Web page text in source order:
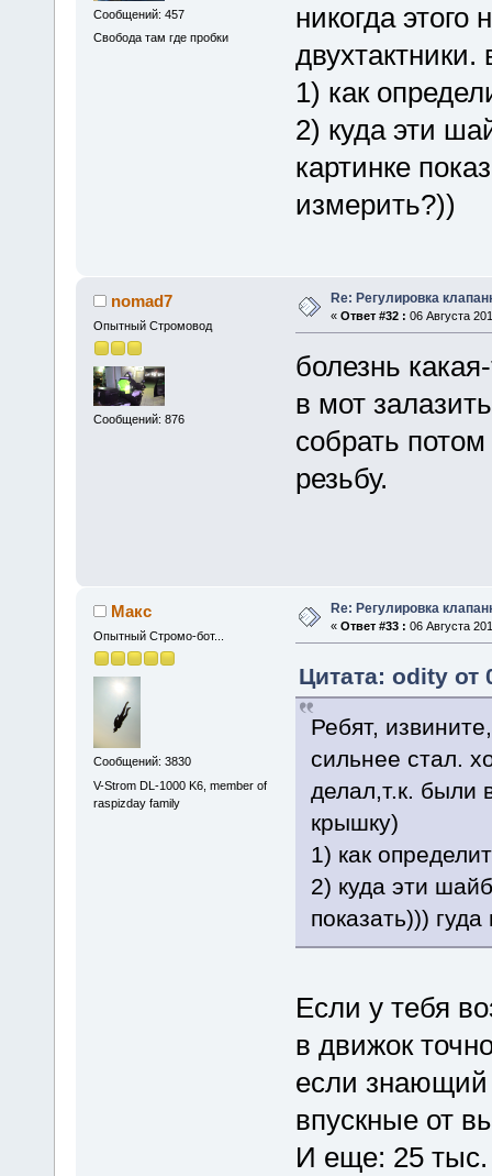
Сообщений: 457
Свобода там где пробки
никогда этого
1) как
2) куда эти
картинке
измерить?))
nomad7
Опытный Стромовод
Сообщений: 876
Re: Регулировка
« Ответ #32 : 06 Августа
болезнь
в мот
собрать
резьбу.
Макс
Опытный Стромо-бот...
Сообщений: 3830
V-Strom DL-1000 K6, member of
raspizday family
Re: Регулировка
« Ответ #33 : 06 Августа
Цитата: odity от
Ребят,
сильнее стал.
делал,т.к. были
крышку)
1) как
2) куда эти
показать)))
Если у тебя
в движок
если знающий
впускные от
И еще: 25 тыс.